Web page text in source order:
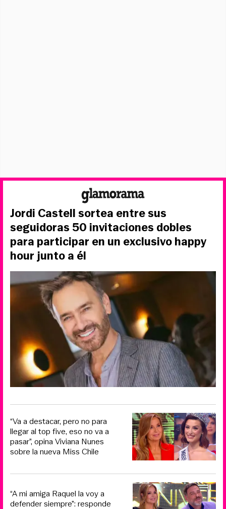
Jordi Castell sortea entre sus
seguidoras 50 invitaciones dobles
para participar en un exclusivo happy
hour junto a él
“Va a destacar, pero no para
llegar al top five, eso no va a
pasar”, opina Viviana Nunes
sobre la nueva Miss Chile
“A mi amiga Raquel la voy a
defender siempre”: responde